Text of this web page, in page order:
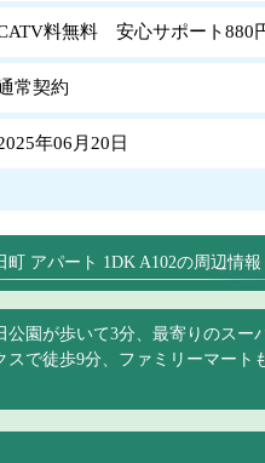
料無料 安心サポート880
常契約
年06月20日
町 アパート 1DK A102の周辺情報
公園が歩いて3分、最寄りのスー
スで徒歩9分、ファミリーマート